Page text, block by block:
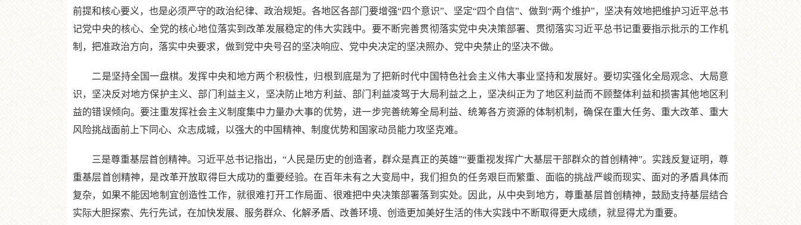
前提和核心要义，也是必须严守的政治纪律、政治规矩。各地区各部门要增强“四个意识”、坚定“四个自信”、做到“两个维护”，坚决有效地把维护习近平总书
记党中央的核心、全党的核心地位落实到改革发展稳定的伟大实践中。要不断完善贯彻落实党中央决策部署、贯彻落实习近平总书记重要指示批示的工作机
制，把准政治方向，落实中央要求，做到党中央号召的坚决响应、党中央决定的坚决照办、党中央禁止的坚决不做。
二是坚持全国一盘棋。发挥中央和地方两个积极性，归根到底是为了把新时代中国特色社会主义伟大事业坚持和发展好。要切实强化全局观念、大局意
识，坚决反对地方保护主义、部门利益主义，坚决防止地方利益、部门利益凌驾于大局利益之上，坚决纠正为了地区利益而不顾整体利益和损害其他地区利
益的错误倾向。要注重发挥社会主义制度集中力量办大事的优势，进一步完善统筹全局利益、统筹各方资源的体制机制，确保在重大任务、重大改革、重大
风险挑战面前上下同心、众志成城，以强大的中国精神、制度优势和国家动员能力攻坚克难。
三是尊重基层首创精神。习近平总书记指出，“人民是历史的创造者，群众是真正的英雄”“要重视发挥广大基层干部群众的首创精神”。实践反复证明，尊
重基层首创精神，是改革开放取得巨大成功的重要经验。在百年未有之大变局中，我们担负的任务艰巨而繁重、面临的挑战严峻而现实、面对的矛盾具体而
复杂，如果不能因地制宜创造性工作，就很难打开工作局面、很难把中央决策部署落到实处。因此，从中央到地方，尊重基层首创精神，鼓励支持基层结合
实际大胆探索、先行先试，在加快发展、服务群众、化解矛盾、改善环境、创造更加美好生活的伟大实践中不断取得更大成绩，就显得尤为重要。